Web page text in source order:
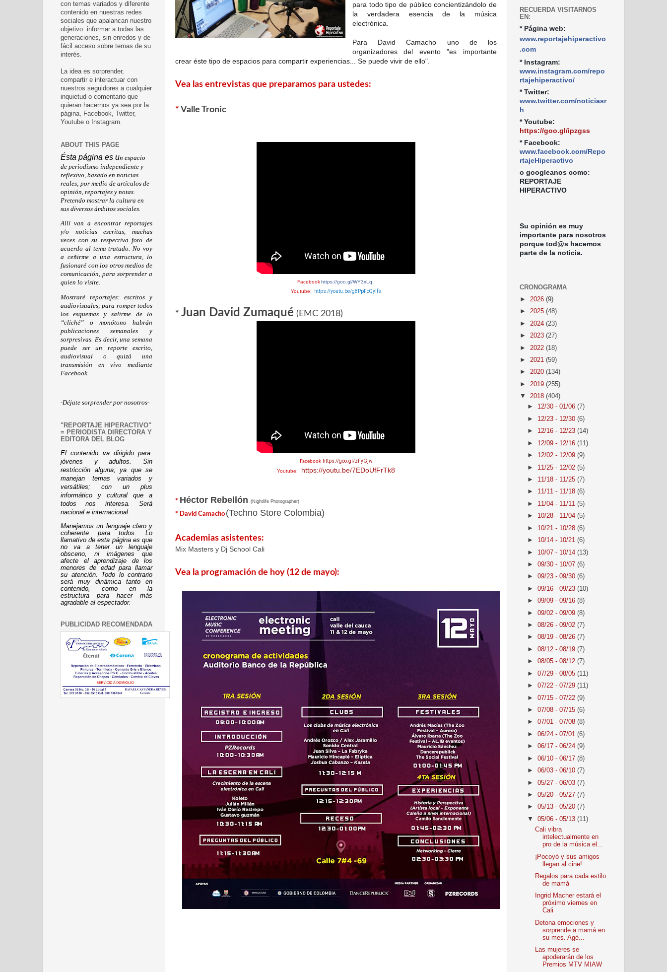
para todo tipo de público concientizándolo de
la verdadera esencia de la música
electrónica.
Para David Camacho uno de los
organizadores del evento "es importante
crear éste tipo de espacios para compartir experiencias... Se puede vivir de ello".
Vea las entrevistas que preparamos para ustedes:
* Valle Tronic
Facebook https://goo.gl/WY3xLq
Youtube:
https://youtu.be/g8PpFoQyIfs
* Juan David Zumaqué (EMC 2018)
Facebook https://goo.gl/zFyGjw
Youtube:
https://youtu.be/7EDoUfFrTk8
* Héctor Rebellón (Nightlife Photographer)
* David Camacho (Techno Store Colombia)
Academias asistentes:
Mix Masters y Dj School Cali
Vea la programación de hoy (12 de mayo):
con temas variados y diferente
contenido en nuestras redes
sociales que apalancan nuestro
objetivo: informar a todas las
generaciones, sin enredos y de
fácil acceso sobre temas de su
interés.
La idea es sorprender,
compartir e interactuar con
nuestros seguidores a cualquier
inquietud o comentario que
quieran hacernos ya sea por la
página, Facebook, Twitter,
Youtube o Instagram.
ABOUT THIS PAGE
Ésta página es un espacio
de periodismo independiente y
reflexivo, basado en noticias
reales; por medio de artículos de
opinión, reportajes y notas.
Pretendo mostrar la cultura en
sus diversos ámbitos sociales.
Allí van a encontrar reportajes
y/o noticias escritas, muchas
veces con su respectiva foto de
acuerdo al tema tratado. No voy
a ceñirme a una estructura, lo
fusionaré con los otros medios de
comunicación, para sorprender a
quien lo visite.
Mostraré reportajes: escritos y
audiovisuales; para romper todos
los esquemas y salirme de lo
“cliché” o monótono habrán
publicaciones semanales y
sorpresivas. Es decir, una semana
puede ser un reporte escrito,
audiovisual o quizá una
transmisión en vivo mediante
Facebook.
-Déjate sorprender por nosotros-
"REPORTAJE HIPERACTIVO"
= PERIODISTA DIRECTORA Y
EDITORA DEL BLOG
El contenido va dirigido para:
jóvenes y adultos. Sin
restricción alguna; ya que se
manejan temas variados y
versátiles; con un plus
informático y cultural que a
todos nos interesa. Será
nacional e internacional.
Manejamos un lenguaje claro y
coherente para todos. Lo
llamativo de esta página es que
no va a tener un lenguaje
obsceno, ni imágenes que
afecte el aprendizaje de los
menores de edad para llamar
su atención. Todo lo contrario
será muy dinámica tanto en
contenido, como en la
estructura para hacer más
agradable al espectador.
PUBLICIDAD RECOMENDADA
RECUERDA VISITARNOS
EN:
* Página web:
www.reportajehiperactivo
.com
* Instagram:
www.instagram.com/repo
rtajehiperactivo/
* Twitter:
www.twitter.com/noticiasr
h
* Youtube:
https://goo.gl/ipzgss
* Facebook:
www.facebook.com/Repo
rtajeHiperactivo
o googleanos como:
REPORTAJE
HIPERACTIVO
Su opinión es muy
importante para nosotros
porque tod@s hacemos
parte de la noticia.
CRONOGRAMA
► 2026 (9)
► 2025 (48)
► 2024 (23)
► 2023 (27)
► 2022 (18)
► 2021 (59)
► 2020 (134)
► 2019 (255)
▼ 2018 (404)
► 12/30 - 01/06(7)
► 12/23 - 12/30(6)
► 12/16 - 12/23(14)
► 12/09 - 12/16(11)
► 12/02 - 12/09(9)
► 11/25 - 12/02(5)
► 11/18 - 11/25(7)
► 11/11 - 11/18(6)
► 11/04 - 11/11(5)
► 10/28 - 11/04(5)
► 10/21 - 10/28(6)
► 10/14 - 10/21(6)
► 10/07 - 10/14(13)
►09/30 - 10/07(6)
►09/23 - 09/30(6)
►09/16 - 09/23(10)
►09/09 - 09/16(8)
►09/02 - 09/09(8)
►08/26 - 09/02(7)
►08/19 - 08/26(7)
►08/12 - 08/19(7)
►08/05 - 08/12(7)
►07/29 - 08/05(11)
►07/22 - 07/29(11)
►07/15 - 07/22(9)
►07/08 - 07/15(6)
►07/01 - 07/08(8)
►06/24 - 07/01(6)
►06/17 - 06/24(9)
►06/10 - 06/17(8)
►06/03 - 06/10(7)
►05/27 - 06/03(7)
►05/20 - 05/27(7)
►05/13 - 05/20(7)
▼05/06 - 05/13(11)
Cali vibra
intelectualmente en
pro de la música el...
¡Pocoyó y sus amigos
llegan al cine!
Regalos para cada estilo
de mamá
Ingrid Macher estará el
próximo viernes en
Cali
Detona emociones y
sorprende a mamá en
su mes. Agé...
Las mujeres se
apoderarán de los
Premios MTV MIAW